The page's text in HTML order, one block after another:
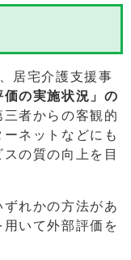
居宅介護支援事
価の実施状況」の
三者からの客観的
ネットなどにも
の質の向上を目
れかの方法があ
いて外部評価を